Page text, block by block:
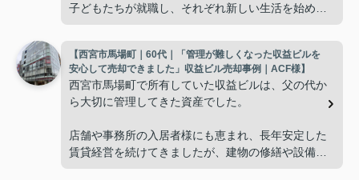
子どもたちが就職し、それぞれ新しい生活を始める
使わない部屋が増え、
「今の私たちには少し広すぎるね。」
掃除や管理の負担も考え、夫婦二人にちょうど良い
【西宮市馬場町｜60代｜「管理が難しくなった収益ビルを
安心して売却できました」収益ビル売却事例｜ACF様】
西宮市馬場町で所有していた収益ビルは、父の代か
ら大切に管理してきた資産でした。
店舗や事務所の入居者様にも恵まれ、長年安定した
賃貸経営を続けてきましたが、建物の修繕や設備更